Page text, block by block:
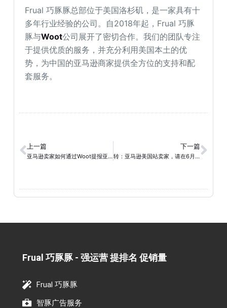
Frual 巧豚豚总部位于美国洛杉矶，是一家具有十
多年行业经验的公司。自2018年起，Frual 巧豚
豚与Woot公司展开了密切合作。我们的团队专注
于提供优质的服务，并充分利用美国本土的优
势，为中国的亚马逊商家提供全方位的支持和配
套服务。
上一篇
亚马逊卖家如何通过Woot提报亚马逊站内秒杀活动？
下一篇
转：亚马逊美国站卖家，请在6月27日前完成新法案要求的信息审查
Frual 巧豚豚 - 强运营 提排名 促销量​
Frual 巧豚豚
智豚广告服务